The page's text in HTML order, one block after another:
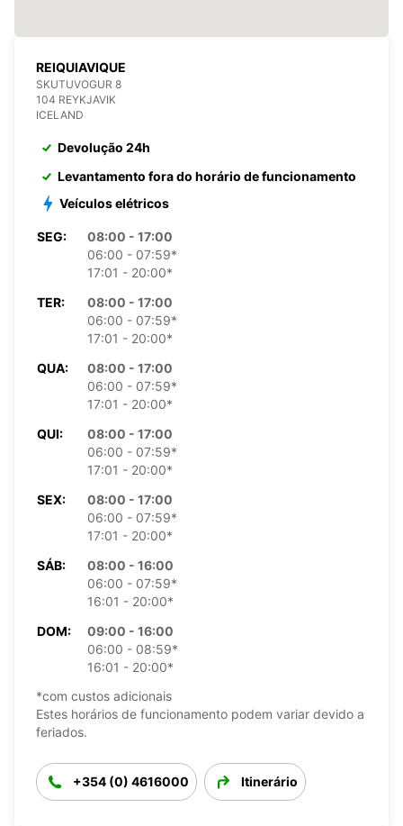
REIQUIAVIQUE
SKUTUVOGUR 8
104 REYKJAVIK
ICELAND
Devolução 24h
Levantamento fora do horário de funcionamento
Veículos elétricos
SEG:
08:00 - 17:00
06:00 - 07:59*
17:01 - 20:00*
TER:
08:00 - 17:00
06:00 - 07:59*
17:01 - 20:00*
QUA:
08:00 - 17:00
06:00 - 07:59*
17:01 - 20:00*
QUI:
08:00 - 17:00
06:00 - 07:59*
17:01 - 20:00*
SEX:
08:00 - 17:00
06:00 - 07:59*
17:01 - 20:00*
SÁB:
08:00 - 16:00
06:00 - 07:59*
16:01 - 20:00*
DOM:
09:00 - 16:00
06:00 - 08:59*
16:01 - 20:00*
*com custos adicionais
Estes horários de funcionamento podem variar devido a
feriados.
+354 (0) 4616000 Itinerário